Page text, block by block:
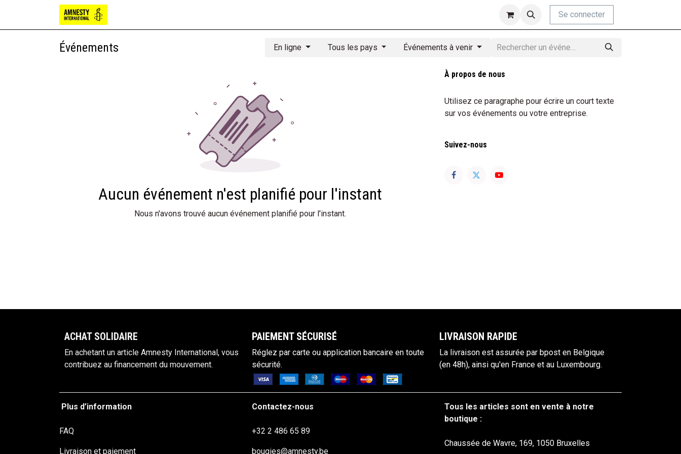
Se connecter
Événements En ligne Tous les pays Événements à venir
Aucun événement n'est planifié pour l'instant
Nous n'avons trouvé aucun événement planifié pour l'instant.
À propos de nous
Utilisez ce paragraphe pour écrire un court texte
sur vos événements ou votre entreprise.
Suivez-nous
ACHAT S​OLIDAIRE
En achetant un article Amnesty International, vous
contribuez au financement du mouvement.
LIVRAISON RAPIDE
La livraison est assurée par bpost en Belgique
(en 48h), ainsi qu'en France et au Luxembourg.
PAIEM​ENT SÉCURISÉ
Réglez par carte ou application bancaire en toute
sécurité.
Plus d’information
FAQ
Livraison et paiement
Contactez-nous
+32 2 486 65 89
bougies@amnesty.be
Tous les articles sont en vente à notre
boutique :
Chaussée de Wavre, 169, 1050 Bruxelles